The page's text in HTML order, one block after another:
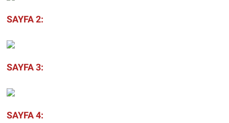
SAYFA 2:
SAYFA 3:
SAYFA 4: